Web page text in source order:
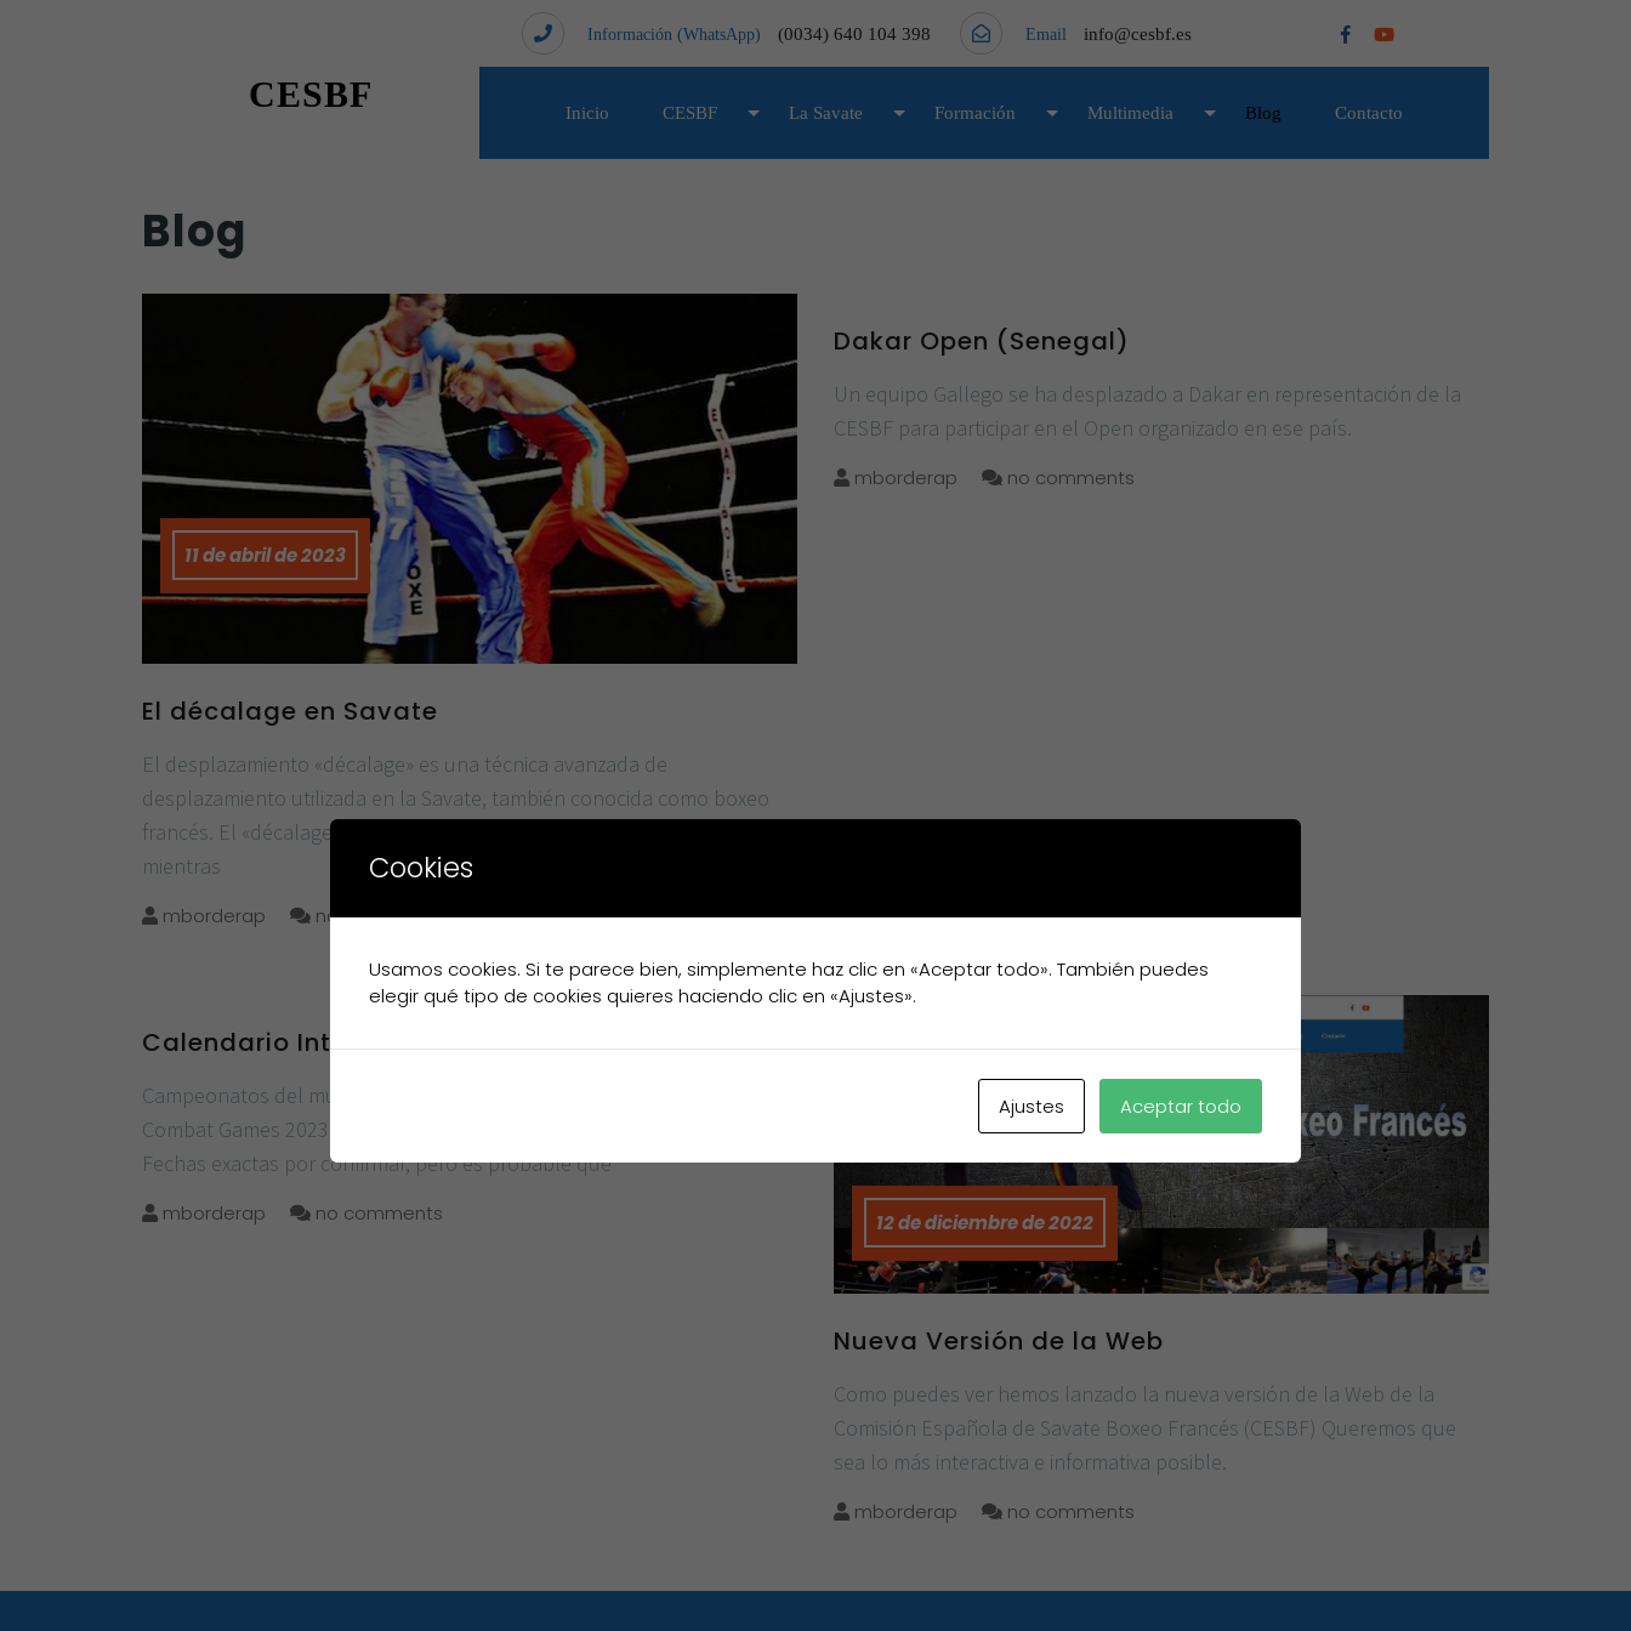
Información (WhatsApp) (0034) 640 104 398 Email info@cesbf.es
CESBF Inicio CESBF La Savate Formación Multimedia Blog Contacto
Blog
11 de abril de 2023
El décalage en Savate
El desplazamiento «décalage» es una técnica avanzada de
desplazamiento utilizada en la Savate, también conocida como boxeo
francés. El «décalage» se utiliza para evitar el ataque del oponente
mientras
mborderap no comments
Dakar Open (Senegal)
Un equipo Gallego se ha desplazado a Dakar en representación de la
CESBF para participar en el Open organizado en ese país.
mborderap no comments
Calendario Internacional 2023
Campeonatos del mundo 2023 World Combat Games 2023 Los World
Combat Games 2023 se llevarán a cabo en Riyadh, Arabia Saudita.
Fechas exactas por confirmar, pero es probable que
mborderap no comments 12 de diciembre de 2022
Nueva Versión de la Web
Como puedes ver hemos lanzado la nueva versión de la Web de la
Comisión Española de Savate Boxeo Francés (CESBF) Queremos que
sea lo más interactiva e informativa posible.
mborderap no comments
Cookies
Usamos cookies. Si te parece bien, simplemente haz clic en «Aceptar todo». También puedes
elegir qué tipo de cookies quieres haciendo clic en «Ajustes».
Ajustes Aceptar todo